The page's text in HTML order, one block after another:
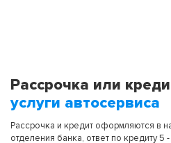
Рассрочка или
услуги автосервиса
Рассрочка и кредит оформляются в
отделения банка, ответ по кредиту 5